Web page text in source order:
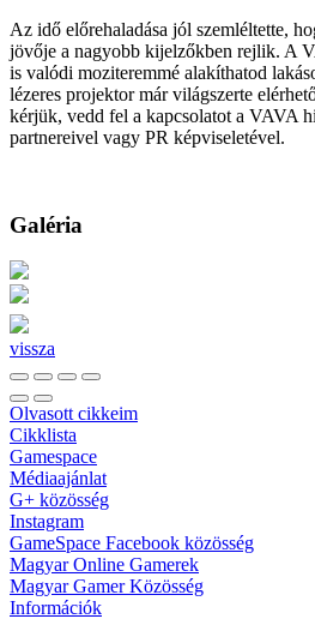
Az idő előrehaladása jól szemléltette,
jövője a nagyobb kijelzőkben rejlik. A
is valódi moziteremmé alakíthatod
lézeres projektor már világszerte
kérjük, vedd fel a kapcsolatot a VAVA
partnereivel vagy PR képviseletével.
Galéria
vissza
Olvasott cikkeim
Cikklista
Gamespace
Médiaajánlat
G+ közösség
Instagram
GameSpace Facebook közösség
Magyar Online Gamerek
Magyar Gamer Közösség
Információk